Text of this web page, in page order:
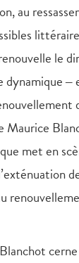
au
le
‒
Maurice
met en